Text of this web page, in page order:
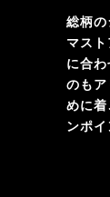
総柄
マス
に合
のも
めに
ンポイ